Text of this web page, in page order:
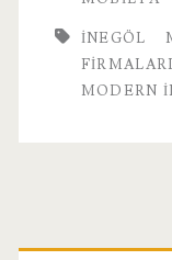
INEGÖL
FIRMALARI
MODERN
Birincil